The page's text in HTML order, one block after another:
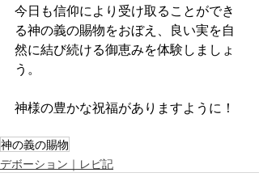
今日も信仰により受け取ることができ
る神の義の賜物をおぼえ、良い実を自
然に結び続ける御恵みを体験しましょ
う。
神様の豊かな祝福がありますように！
神の義の賜物
デボーション｜レビ記